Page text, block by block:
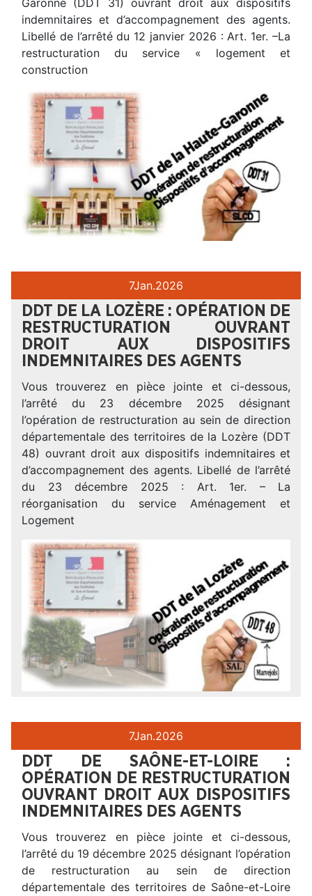
Garonne (DDT 31) ouvrant droit aux dispositifs
indemnitaires et d’accompagnement des agents.
Libellé de l’arrêté du 12 janvier 2026 : Art. 1er. –La
restructuration du service « logement et
construction
7Jan.2026
DDT DE LA LOZÈRE : OPÉRATION DE
RESTRUCTURATION OUVRANT
DROIT AUX DISPOSITIFS
INDEMNITAIRES DES AGENTS
Vous trouverez en pièce jointe et ci-dessous,
l’arrêté du 23 décembre 2025 désignant
l’opération de restructuration au sein de direction
départementale des territoires de la Lozère (DDT
48) ouvrant droit aux dispositifs indemnitaires et
d’accompagnement des agents. Libellé de l’arrêté
du 23 décembre 2025 : Art. 1er. – La
réorganisation du service Aménagement et
Logement
7Jan.2026
DDT DE SAÔNE-ET-LOIRE :
OPÉRATION DE RESTRUCTURATION
OUVRANT DROIT AUX DISPOSITIFS
INDEMNITAIRES DES AGENTS
Vous trouverez en pièce jointe et ci-dessous,
l’arrêté du 19 décembre 2025 désignant l’opération
de restructuration au sein de direction
départementale des territoires de Saône-et-Loire